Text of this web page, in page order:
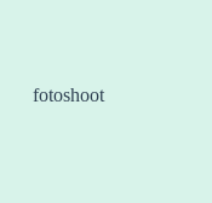
fotoshoot